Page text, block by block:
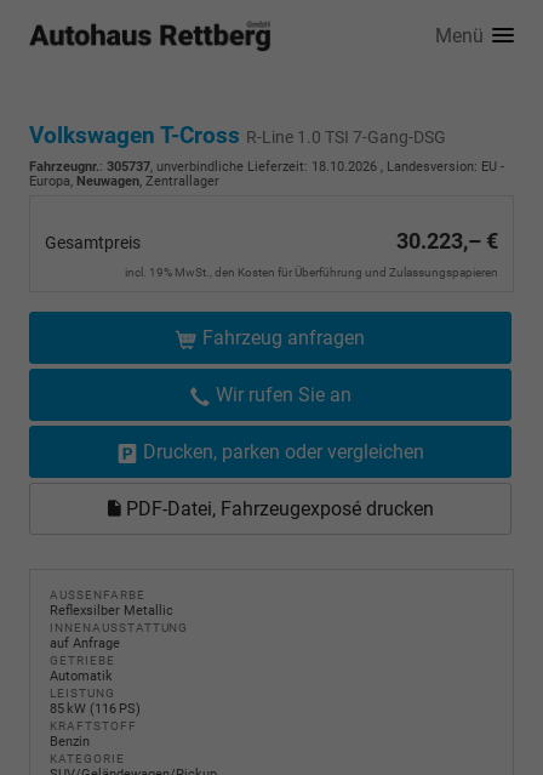
Menü
Volkswagen T-Cross R-Line 1.0 TSI 7-Gang-DSG
Fahrzeugnr.: 305737, unverbindliche Lieferzeit: 18.10.2026 , Landesversion: EU -
Europa, Neuwagen, Zentrallager
Gesamtpreis 30.223,– €
incl. 19% MwSt., den Kosten für Überführung und Zulassungspapieren
Fahrzeug anfragen
Wir rufen Sie an
Drucken, parken oder vergleichen
PDF-Datei, Fahrzeugexposé drucken
AUSSENFARBE
Reflexsilber Metallic
INNENAUSSTATTUNG
auf Anfrage
GETRIEBE
Automatik
LEISTUNG
85 kW (116 PS)
KRAFTSTOFF
Benzin
KATEGORIE